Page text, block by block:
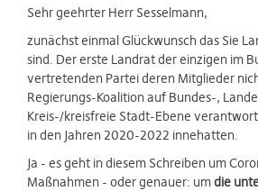
Sehr geehrter Herr Sesselmann,
zunächst einmal Glückwunsch das Sie
sind. Der erste Landrat der einzigen im
vertretenden Partei deren Mitglieder
Regierungs-Koalition auf Bundes-,
Kreis-/kreisfreie Stadt-Ebene
in den Jahren 2020-2022 innehatten.
Ja - es geht in diesem Schreiben um
Maßnahmen - oder genauer: umdie